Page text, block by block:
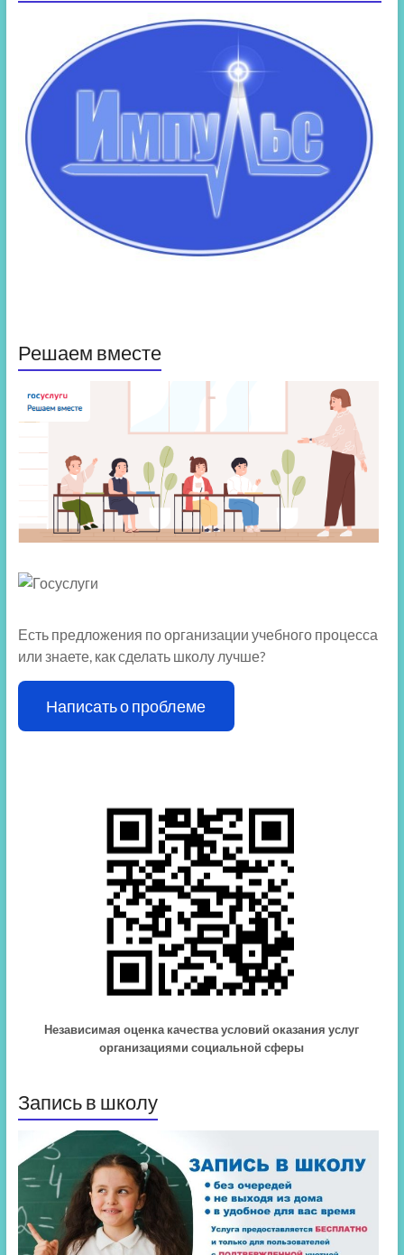
Решаем вместе
Есть предложения по организации учебного процесса
или знаете, как сделать школу лучше?
Написать о проблеме
Независимая оценка качества условий оказания услуг
организациями социальной сферы
Запись в школу